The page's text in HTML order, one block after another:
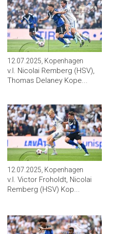
12.07.2025, Kopenhagen
v.l. Nicolai Remberg (HSV),
Thomas Delaney Kope...
12.07.2025, Kopenhagen
v.l. Victor Froholdt, Nicolai
Remberg (HSV) Kop...